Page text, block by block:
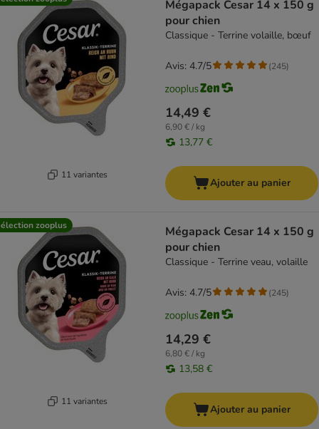
11 variantes
Mégapack Cesar 14 x 150 g
pour chien
Classique - Terrine volaille, bœuf
14,49 €
6,90 € / kg
13,77 €
Avis: 4.7/5 (245)
Ajouter au panier
zooplus
11 variantes
Mégapack Cesar 14 x 150 g
pour chien
Classique - Terrine veau, volaille
14,29 €
6,80 € / kg
13,58 €
Avis: 4.7/5 (245)
Ajouter au panier